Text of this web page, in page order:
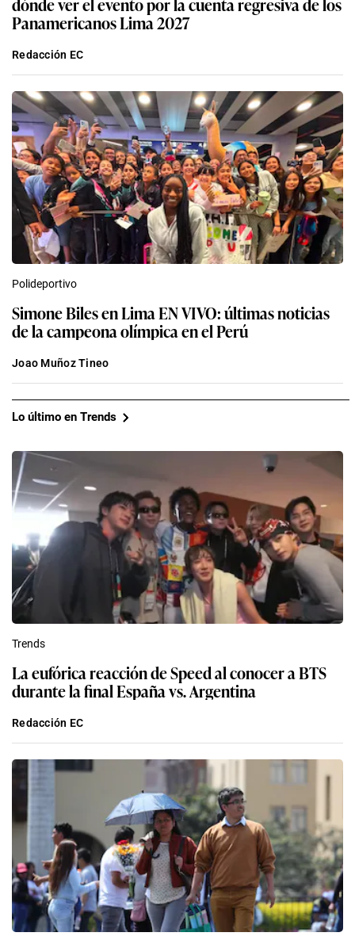
Panamericanos Lima 2027
Redacción EC
Polideportivo
Simone Biles en Lima EN VIVO: últimas noticias
de la campeona olímpica en el Perú
Joao Muñoz Tineo
Lo último en Trends
Trends
La eufórica reacción de Speed al conocer a BTS
durante la final España vs. Argentina
Redacción EC